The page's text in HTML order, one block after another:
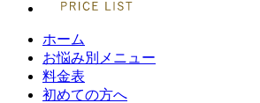
ホーム
お悩み別メニュー
料金表
初めての方へ